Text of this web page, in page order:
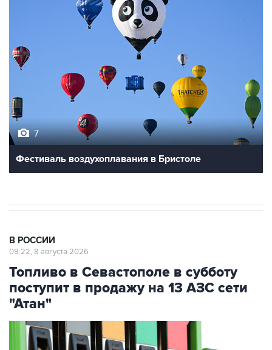
Фестиваль воздухоплавания в Бристоле
Топливо в Севастополе в субботу
поступит в продажу на 13 АЗС сети
"Атан"